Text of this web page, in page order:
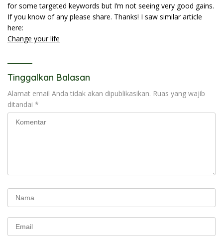
for some targeted keywords but I’m not seeing very good gains.
If you know of any please share. Thanks! I saw similar article
here:
Change your life
Tinggalkan Balasan
Alamat email Anda tidak akan dipublikasikan. Ruas yang wajib
ditandai *